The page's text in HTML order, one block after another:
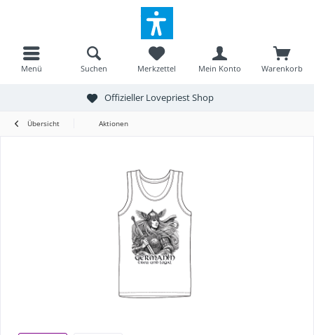
Menü Warenkorb
Merkzettel Mein Konto
Suchen
Offizieller Lovepriest Shop
Übersicht Aktionen